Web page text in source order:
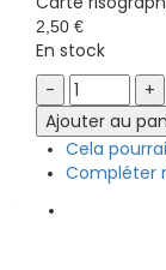
2,50 €
En stock
Carte
risographie
-
Thank
you
quantity
Ajouter au
Cela
Compléter